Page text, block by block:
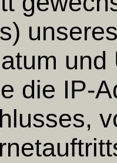
die IP-